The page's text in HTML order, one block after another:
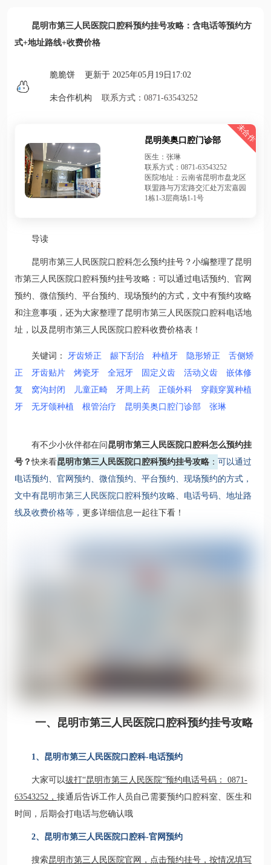
昆明市第三人民医院口腔科预约挂号攻略：含电话等预约方
式+地址路线+收费价格
脆脆饼 更新于 2025年05月19日17:02
未合作机构 联系方式：0871-63543252
未合作
昆明美奥口腔门诊部
医生：张琳
联系方式：0871-63543252
医院地址：云南省昆明市盘龙区
联盟路与万宏路交汇处万宏嘉园
1栋1-3层商场1-1号
导读
昆明市第三人民医院口腔科怎么预约挂号？小编整理了昆明
市第三人民医院口腔科预约挂号攻略：可以通过电话预约、官网
预约、微信预约、平台预约、现场预约的方式，文中有预约攻略
和注意事项，还为大家整理了昆明市第三人民医院口腔科电话地
址，以及昆明市第三人民医院口腔科收费价格表！
关键词： 牙齿矫正 龈下刮治 种植牙 隐形矫正
舌侧矫
正
牙齿贴片 烤瓷牙 全冠牙 固定义齿 活动义齿
嵌体修
复
窝沟封闭 儿童正畸 牙周上药 正颌外科
穿颧穿翼种植
牙
无牙颌种植 根管治疗 昆明美奥口腔门诊部 张琳
有不少小伙伴都在问 昆明市第三人民医院口腔科怎么预约挂
号？快来看昆明市第三人民医院口腔科预约挂号攻略 ： 可以通过
电话预约、官网预约、微信预约、平台预约、现场预约的方式，
文中有昆明市第三人民医院口腔科预约攻略、电话号码、地址路
线及收费价格等， 更多详细信息一起往下看！
一、昆明市第三人民医院口腔科预约挂号攻略
1、昆明市第三人民医院口腔科-电话预约
大家可以拔打“昆明市第三人民医院”预约电话号码： 0871-
63543252， 接通后告诉工作人员自己需要预约口腔科室、医生和
时间，后期会打电话与您确认哦
2、昆明市第三人民医院口腔科-官网预约
搜索昆明市第三人民医院官网，点击预约挂号，按情况填写